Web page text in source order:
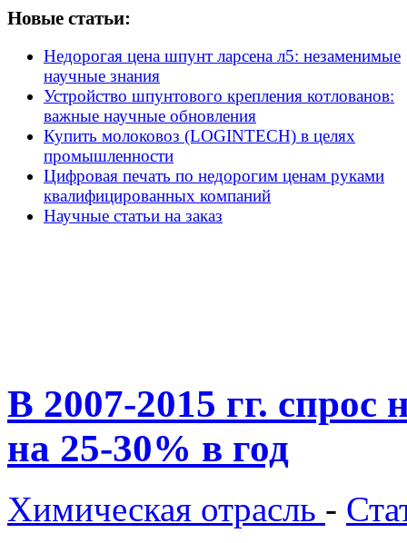
Новые статьи:
Недорогая цена шпунт ларсена л5: незаменимые
научные знания
Устройство шпунтового крепления котлованов:
важные научные обновления
Купить молоковоз (LOGINTECH) в целях
промышленности
Цифровая печать по недорогим ценам руками
квалифицированных компаний
Научные статьи на заказ
В 2007-2015 гг.
на 25-30% в год
Химическая отрасль -